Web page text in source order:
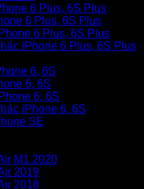
6 Plus, 6S Plus
6 Plus, 6S Plus
6 Plus, 6S Plus
iPhone 6 Plus, 6S Plus
6, 6S
6, 6S
6, 6S
iPhone 6, 6S
SE
M1 2020
2019
2018